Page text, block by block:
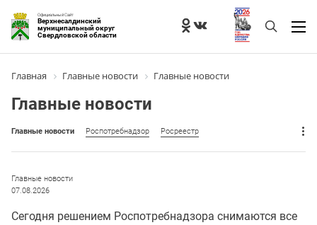
Официальный Сайт
Верхнесалдинский
муниципальный округ
Свердловской области
Главная Главные новости Главные новости
Главные новости
Главные новости Роспотребнадзор Росреестр
Главные новости
07.08.2026
Сегодня решением Роспотребнадзора снимаются все